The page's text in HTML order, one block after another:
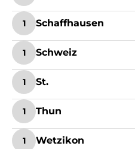
1 Schaffhausen
1 Schweiz
1 St.
1 Thun
1 Wetzikon